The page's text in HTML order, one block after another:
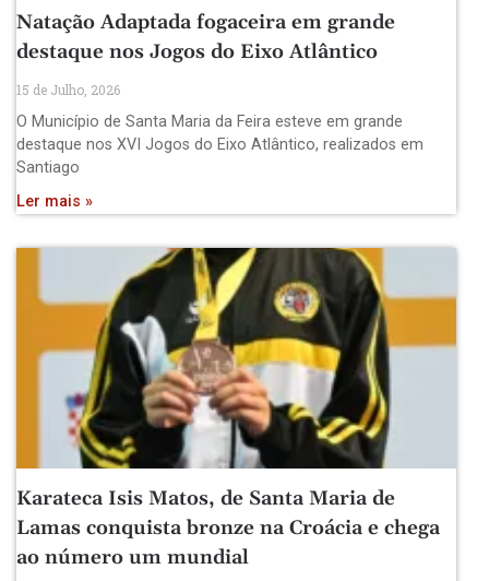
Natação Adaptada fogaceira em grande
destaque nos Jogos do Eixo Atlântico
15 de Julho, 2026
O Município de Santa Maria da Feira esteve em grande
destaque nos XVI Jogos do Eixo Atlântico, realizados em
Santiago
Ler mais »
Karateca Isis Matos, de Santa Maria de
Lamas conquista bronze na Croácia e chega
ao número um mundial